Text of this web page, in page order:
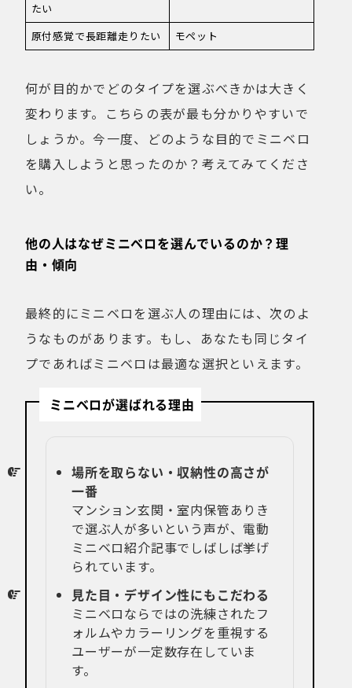
たい
原付感覚で長距離走りたい モペット
何が目的かでどのタイプを選ぶべきかは大きく
変わります。こちらの表が最も分かりやすいで
しょうか。今一度、どのような目的でミニベロ
を購入しようと思ったのか？考えてみてくださ
い。
他の人はなぜミニベロを選んでいるのか？理
由・傾向
最終的にミニベロを選ぶ人の理由には、次のよ
うなものがあります。もし、あなたも同じタイ
プであればミニベロは最適な選択といえます。
ミニベロが選ばれる理由
場所を取らない・収納性の高さが
一番
マンション玄関・室内保管ありき
で選ぶ人が多いという声が、電動
ミニベロ紹介記事でしばしば挙げ
られています。
見た目・デザイン性にもこだわる
ミニベロならではの洗練されたフ
ォルムやカラーリングを重視する
ユーザーが一定数存在していま
す。